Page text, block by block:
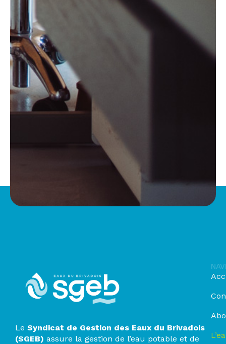
Le Syndicat de Gestion des Eaux du Brivadois
(SGEB) assure la gestion de l’eau potable et de